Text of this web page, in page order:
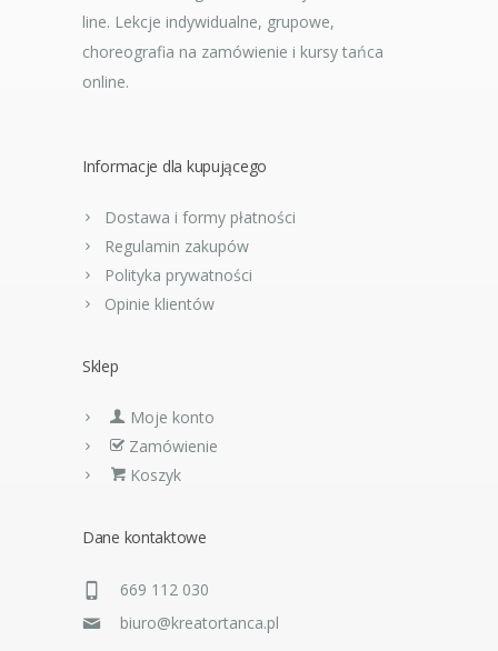
line. Lekcje indywidualne, grupowe,
choreografia na zamówienie i kursy tańca
online.
Informacje dla kupującego
Dostawa i formy płatności
Regulamin zakupów
Polityka prywatności
Opinie klientów
Sklep
Moje konto
Zamówienie
Koszyk
Dane kontaktowe
669 112 030
biuro@kreatortanca.pl